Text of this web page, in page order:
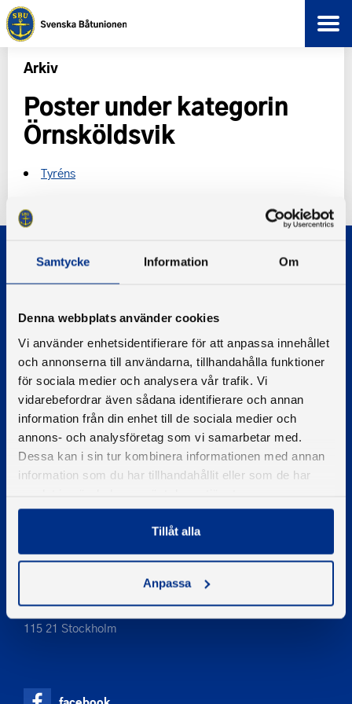
Samtycke Information Om
Denna webbplats använder cookies
Vi använder enhetsidentifierare för att anpassa innehållet
och annonserna till användarna, tillhandahålla funktioner
för sociala medier och analysera vår trafik. Vi
vidarebefordrar även sådana identifierare och annan
information från din enhet till de sociala medier och
annons- och analysföretag som vi samarbetar med.
Dessa kan i sin tur kombinera informationen med annan
information som du har tillhandahållit eller som de har
Tillåt alla
Anpassa
Arkiv
Poster under kategorin
Örnsköldsvik
Tyréns
Information om cookies
PIGMENT WEBBYRÅ
Telefon
08-545 859 60
sekontakt
af Pontins väg 6
115 21 Stockholm